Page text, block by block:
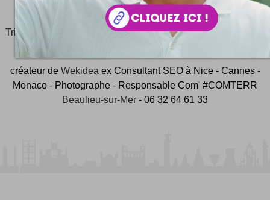
©2006- JeudiPhoto.netleblog lifestyle de
TripnauxContent Manager, créateur du hashtag#JeudiPhoto
#CotedAzurFrance
créateur de Wekidea ex Consultant SEO à Nice - Cannes -
Monaco - Photographe - Responsable Com' #COMTERR
Beaulieu-sur-Mer - 06 32 64 61 33